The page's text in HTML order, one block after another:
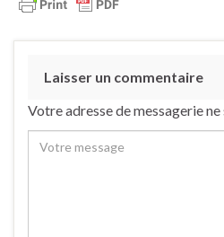
Laisser un commentaire
Votre adresse de messagerie